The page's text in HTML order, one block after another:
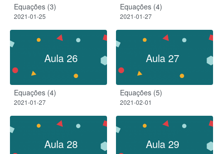
Equações (3)
2021-01-25
Equações (4)
2021-01-27
Aula 26
Equações (4)
2021-01-27
Aula 27
Equações (5)
2021-02-01
Aula 28 Aula 29